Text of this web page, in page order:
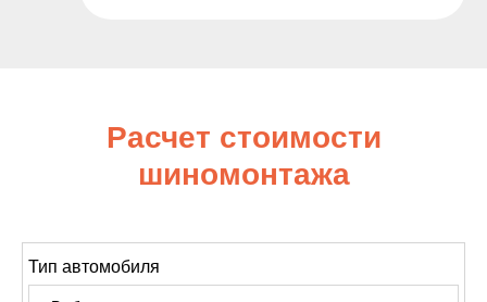
дороге!
Расчет стоимости
шиномонтажа
Тип автомобиля